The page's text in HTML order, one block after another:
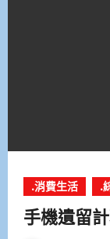
.消費生活 .
手機遺留